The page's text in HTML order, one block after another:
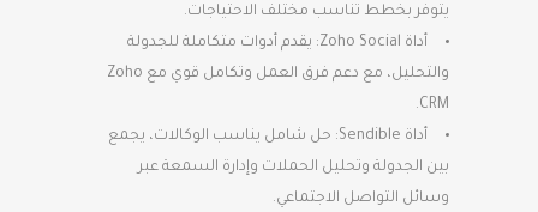
يتوفر بخطط تناسب مختلف الاحتياجات.
أداة Zoho Social: يقدم أدوات متكاملة للجدولة
والتحليل، مع دعم فرق العمل وتكامل قوي مع Zoho
CRM.
أداة Sendible: حل شامل يناسب الوكالات، يجمع
بين الجدولة وتحليل الحملات وإدارة السمعة عبر
وسائل التواصل الاجتماعي.